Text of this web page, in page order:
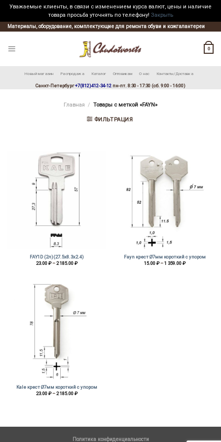
Уважаемые клиенты, в связи с изменением курса валют, цены и наличие
товара просьба уточнять по телефону! Закрыть
Skip
to
Материалы, оборудование, комплектующие для ремонта обуви и кожгалантереи
0
Новый магазин Распродажа Каталог Оптовикам О нас Контакты/Доставка
Санкт-Петербург+7(812)412-34-12 пн-пт. 8:30 - 17:30 (сб. 9:00 - 16:00)
Главная / Товары с меткой «FAYN»
ФИЛЬТРАЦИЯ
FAY1D (2л)(27.5х8.3х2.4)
23.00₽ – 2 185.00₽Диапазон
Fayn крест Ø7мм короткий с упором
15.00₽ – 1 359.00₽Диапазон
Kale крест Ø7мм короткий с упором
23.00₽ – 2 185.00₽Диапазон
Политика конфиденциальности